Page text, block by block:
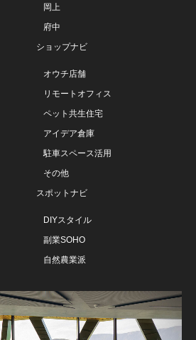
岡上
府中
ショップナビ
オウチ店舗
リモートオフィス
ペット共生住宅
アイデア倉庫
駐車スペース活用
その他
スポットナビ
DIYスタイル
副業SOHO
自然農業派